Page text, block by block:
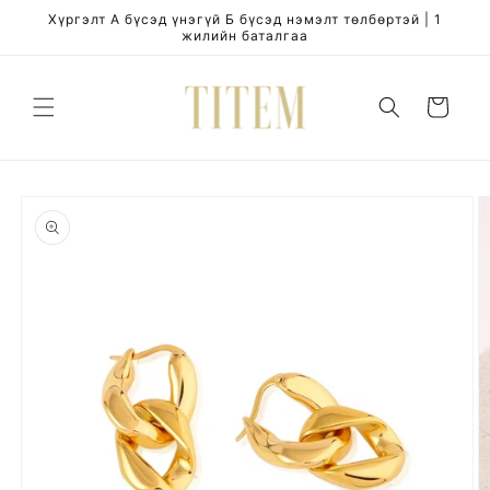
Skip to
content
Хүргэлт А бүсэд үнэгүй Б бүсэд нэмэлт төлбөртэй | 1
жилийн баталгаа
Cart
product
information